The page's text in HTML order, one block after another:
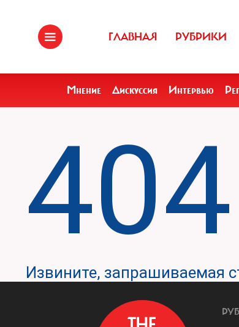
ГЛАВНАЯ РУБРИКИ
Мнение Дискуссия Интервью
404
Извините, запрашиваемая